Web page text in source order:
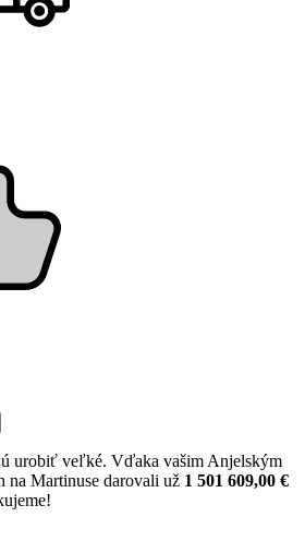
urobiť veľké. Vďaka vašim Anjelským
na Martinuse darovali už 1 501 609,00 €